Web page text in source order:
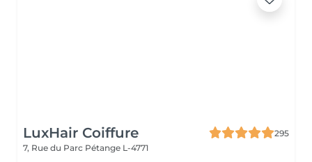
LuxHair Coiffure
295
7, Rue du Parc Pétange L-4771